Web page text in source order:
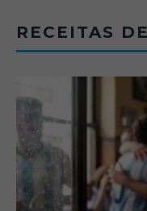
RECEITAS